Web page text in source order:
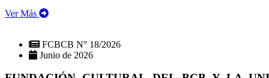
Ver Más
FCBCB N° 18/2026
Junio de 2026